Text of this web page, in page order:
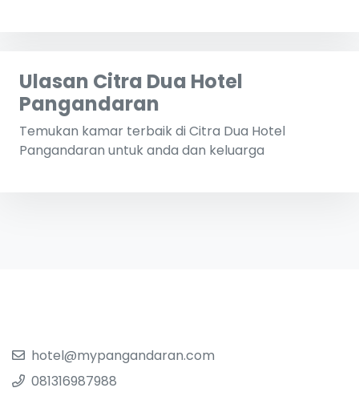
Ulasan Citra Dua Hotel
Pangandaran
Temukan kamar terbaik di Citra Dua Hotel
Pangandaran untuk anda dan keluarga
hotel@mypangandaran.com
081316987988